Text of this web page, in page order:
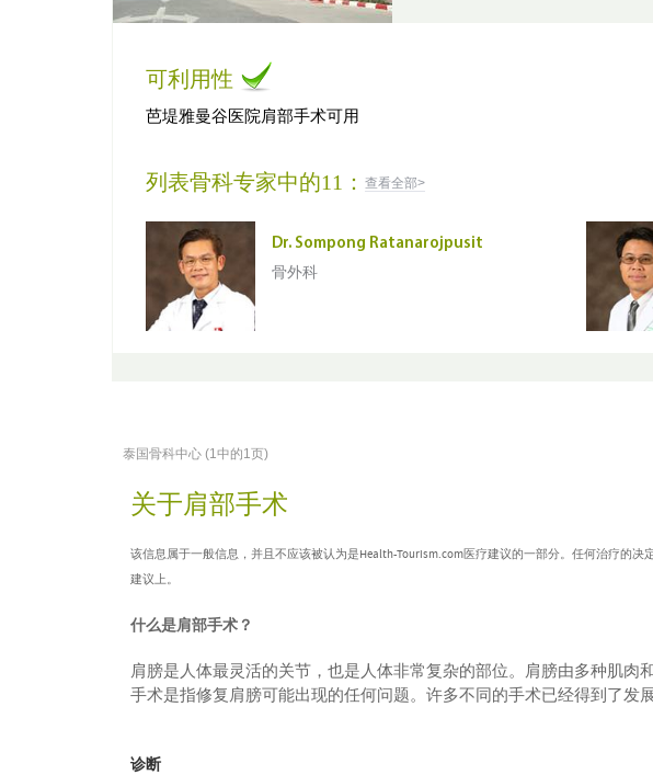
可利用性
芭堤雅曼谷医院肩部手术可用
列表骨科专家中的11： 查看全部>
Dr. Sompong Ratanarojpusit
骨外科
泰国骨科中心 (1中的1页)
关于肩部手术
该信息属于一般信息，并且不应该被认为是Health-Tourism.com医疗建议的一部分。任何治疗的
建议上。
什么是肩部手术？
肩膀是人体最灵活的关节，也是人体非常复杂的部位。肩膀由多种肌肉
手术是指修复肩膀可能出现的任何问题。许多不同的手术已经得到了发
诊断